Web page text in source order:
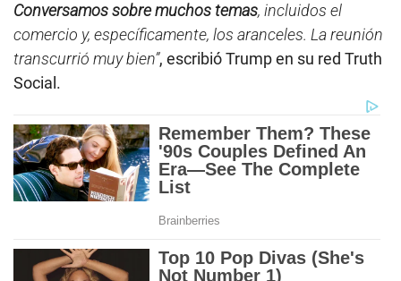
Conversamos sobre muchos temas, incluidos el
comercio y, específicamente, los aranceles. La reunión
transcurrió muy bien”, escribió Trump en su red Truth
Social.